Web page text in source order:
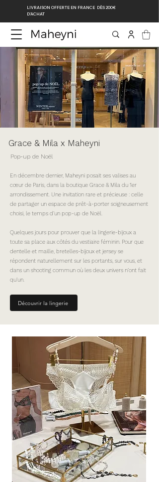
LIVRAISON OFFERTE EN FRANCE DÈS 200€
D’ACHAT
Grace & Mila x Maheyni
Pop-up de Noël
En décembre dernier, Maheyni posait ses valises au
cœur de Paris, dans la boutique Grace & Mila du 1er
arrondissement. Une invitation rare et précieuse : celle
de partager un espace de prêt-à-porter soigneusement
choisi, le temps d’un pop-up de Noël.
Quelques jours pour prouver que la lingerie-bijoux a
toute sa place aux côtés du vestiaire féminin. Pour que
dentelle et maille, bretelles-bijoux et jersey se
répondent naturellement sur les portants, sur vous, et
dans un shooting commun où les deux univers n’ont fait
qu’un.
Découvrir la lingerie